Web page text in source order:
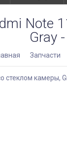
Note
Gray
Запчасти